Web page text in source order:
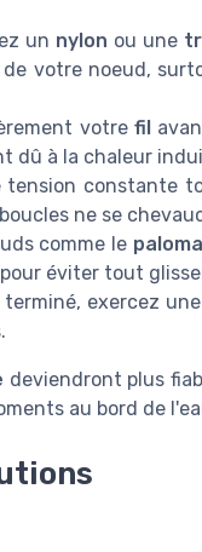
un nylon ou une
votre noeud,
votre fil
à la chaleur
tension constante
ne se
comme le
pour éviter tout
exercez
deviendront plus
au bord de